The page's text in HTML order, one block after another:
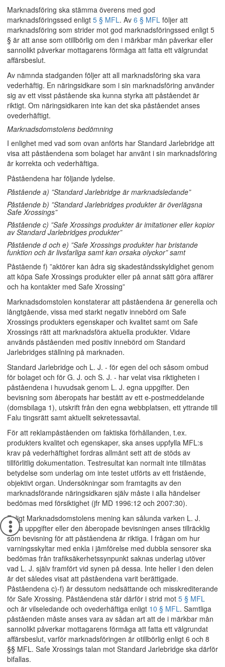
Marknadsföring ska stämma överens med god
marknadsföringssed enligt 5 § MFL. Av 6 § MFL följer att
marknadsföring som strider mot god marknadsföringssed enligt 5
§ är att anse som otillbörlig om den i märkbar mån påverkar eller
sannolikt påverkar mottagarens förmåga att fatta ett välgrundat
affärsbeslut.
Av nämnda stadganden följer att all marknadsföring ska vara
vederhäftig. En näringsidkare som i sin marknadsföring använder
sig av ett visst påstående ska kunna styrka att påståendet är
riktigt. Om näringsidkaren inte kan det ska påståendet anses
ovederhäftigt.
Marknadsdomstolens bedömning
I enlighet med vad som ovan anförts har Standard Jarlebridge att
visa att påståendena som bolaget har använt i sin marknadsföring
är korrekta och vederhäftiga.
Påståendena har följande lydelse.
Påstående a) ”Standard Jarlebridge är marknadsledande”
Påstående b) ”Standard Jarlebridges produkter är överlägsna
Safe Xrossings”
Påstående c) ”Safe Xrossings produkter är imitationer eller kopior
av Standard Jarlebridges produkter”
Påstående d och e) ”Safe Xrossings produkter har bristande
funktion och är livsfarliga samt kan orsaka olyckor” samt
Påstående f) ”aktörer kan ådra sig skadeståndsskyldighet genom
att köpa Safe Xrossings produkter eller på annat sätt göra affärer
och ha kontakter med Safe Xrossing”
Marknadsdomstolen konstaterar att påståendena är generella och
långtgående, vissa med starkt negativ innebörd om Safe
Xrossings produkters egenskaper och kvalitet samt om Safe
Xrossings rätt att marknadsföra aktuella produkter. Vidare
används påståenden med positiv innebörd om Standard
Jarlebridges ställning på marknaden.
Standard Jarlebridge och L. J. - för egen del och såsom ombud
för bolaget och för G. J. och S. J. - har velat visa riktigheten i
påståendena i huvudsak genom L. J. egna uppgifter. Den
bevisning som åberopats har bestått av ett e-postmeddelande
(domsbilaga 1), utskrift från den egna webbplatsen, ett yttrande till
Falu tingsrätt samt aktuellt sekretessavtal.
För att reklampåståenden om faktiska förhållanden, t.ex.
produkters kvalitet och egenskaper, ska anses uppfylla MFL:s
krav på vederhäftighet fordras allmänt sett att de stöds av
tillförlitlig dokumentation. Testresultat kan normalt inte tillmätas
betydelse som underlag om inte testet utförts av ett fristående,
objektivt organ. Undersökningar som framtagits av den
marknadsförande näringsidkaren själv måste i alla händelser
bedömas med försiktighet (jfr MD 1996:12 och 2007:30).
Enligt Marknadsdomstolens mening kan sålunda varken L. J.
egna uppgifter eller den åberopade bevisningen anses tillräcklig
som bevisning för att påståendena är riktiga. I frågan om hur
varningsskyltar med enkla i jämförelse med dubbla sensorer ska
bedömas från trafiksäkerhetssynpunkt saknas underlag utöver
vad L. J. själv framfört vid synen på dessa. Inte heller i den delen
är det således visat att påståendena varit berättigade.
Påståendena c)-f) är dessutom nedsättande och misskrediterande
för Safe Xrossing. Påståendena står därför i strid mot 5 § MFL
och är vilseledande och ovederhäftiga enligt 10 § MFL. Samtliga
påståenden måste anses vara av sådan art att de i märkbar mån
sannolikt påverkar mottagarens förmåga att fatta ett välgrundat
affärsbeslut, varför marknadsföringen är otillbörlig enligt 6 och 8
§§ MFL. Safe Xrossings talan mot Standard Jarlebridge ska därför
bifallas.